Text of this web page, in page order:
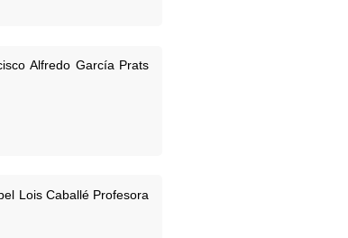
Alfredo García Prats
Lois Caballé Profesora